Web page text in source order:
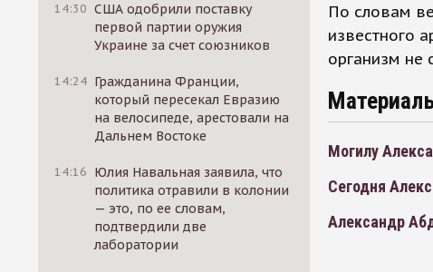
14:30 США одобрили поставку
первой партии оружия
Украине за счет союзников
14:24 Гражданина Франции,
который пересекал Евразию
на велосипеде, арестовали на
Дальнем Востоке
14:16 Юлия Навальная заявила, что
политика отравили в колонии
— это, по ее словам,
подтвердили две
лаборатории
По словам
известного
организм не
Могилу
Сегодня
Александр